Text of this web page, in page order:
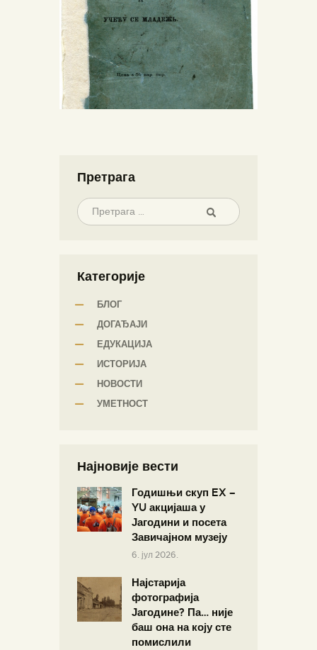
Претрага
Категорије
БЛОГ
ДОГАЂАЈИ
ЕДУКАЦИЈА
ИСТОРИЈА
НОВОСТИ
УМЕТНОСТ
Најновије вести
Годишњи скуп EX –
YU акцијаша у
Јагодини и посета
Завичајном музеју
6. јул 2026.
Најстарија
фотографија
Јагодине? Па… није
баш она на коју сте
помислили